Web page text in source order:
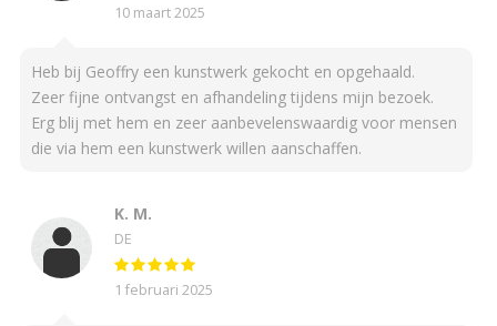
10 maart 2025
Heb bij Geoffry een kunstwerk gekocht en opgehaald.
Zeer fijne ontvangst en afhandeling tijdens mijn bezoek.
Erg blij met hem en zeer aanbevelenswaardig voor mensen
die via hem een kunstwerk willen aanschaffen.
K. M.
DE
1 februari 2025